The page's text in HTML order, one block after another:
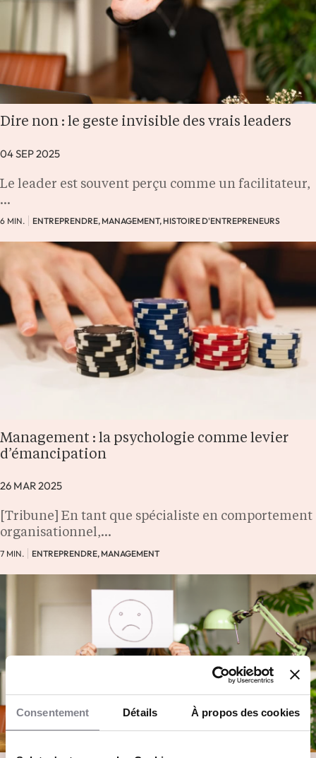
Consentement Détails À propos des cookies
Dire non : le geste invisible des vrais leaders
04 SEP 2025
Le leader est souvent perçu comme un facilitateur,
…
6 MIN. ENTREPRENDRE, MANAGEMENT, HISTOIRE D'ENTREPRENEURS
Management : la psychologie comme levier
d’émancipation
26 MAR 2025
[Tribune] En tant que spécialiste en comportement
organisationnel,…
7 MIN. ENTREPRENDRE, MANAGEMENT